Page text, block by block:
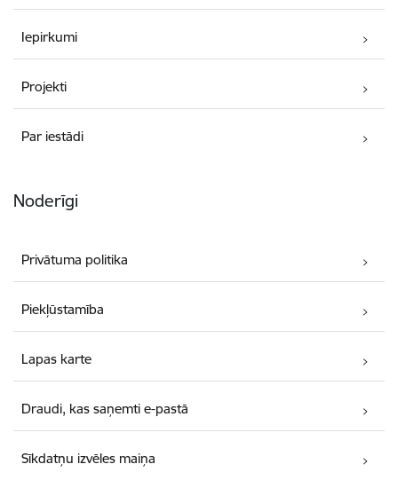
Iepirkumi
Projekti
Par iestādi
Noderīgi
Privātuma politika
Piekļūstamība
Lapas karte
Draudi, kas saņemti e-pastā
Sīkdatņu izvēles maiņa